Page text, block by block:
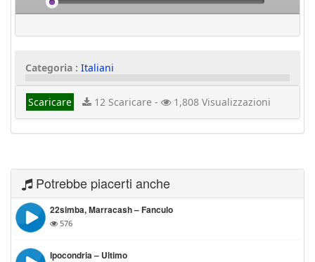
Categoria : Italiani
Scaricare 12 Scaricare - 1,808 Visualizzazioni
Potrebbe piacerti anche
22simba, Marracash – Fanculo
576
Ipocondria – Ultimo